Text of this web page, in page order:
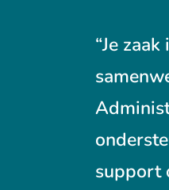
“Je
support